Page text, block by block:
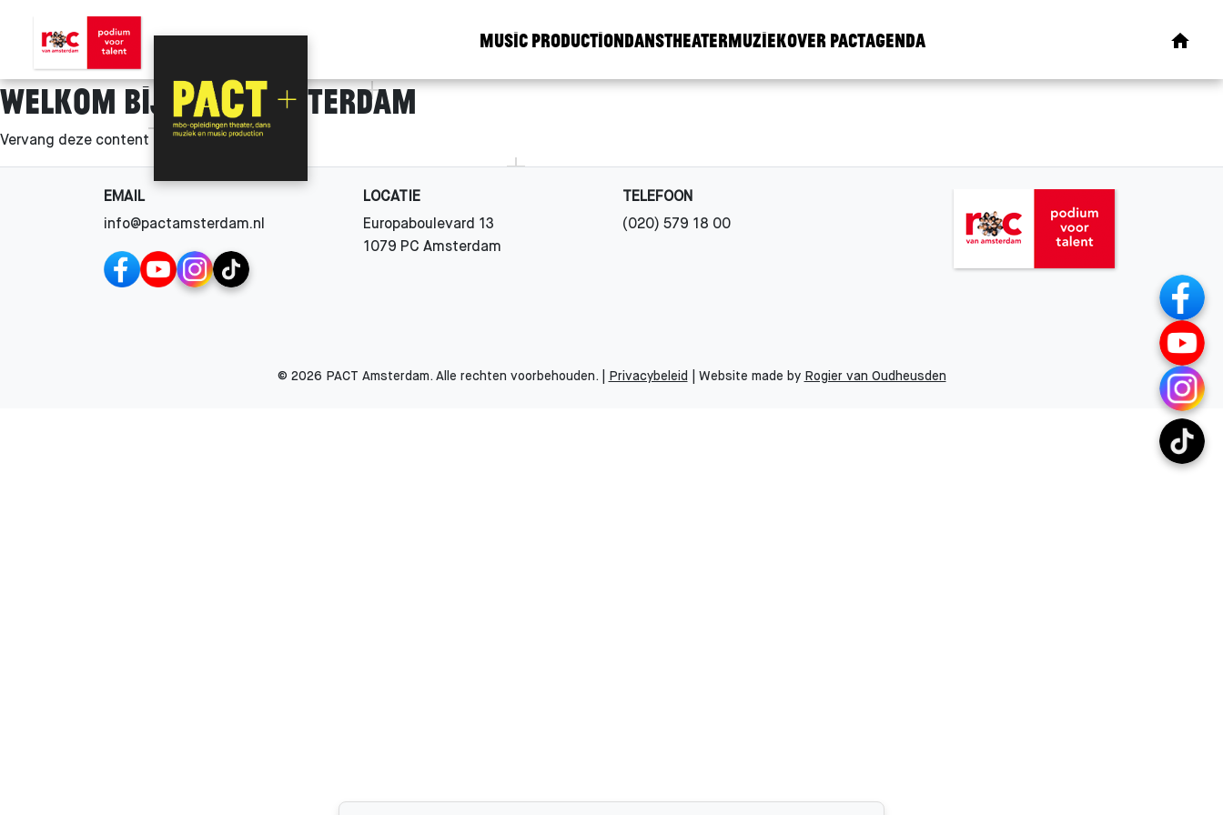
Music ProductionDansTheaterMuziekOver PactAgenda
Welkom bij Pact Amsterdam
Vervang deze content met echte inhoud.
EMAIL
info@pactamsterdam.nl
LOCATIE
Europaboulevard 13
1079 PC Amsterdam
TELEFOON
(020) 579 18 00
© 2026 PACT Amsterdam. Alle rechten voorbehouden. | Privacybeleid | Website made by Rogier van Oudheusden